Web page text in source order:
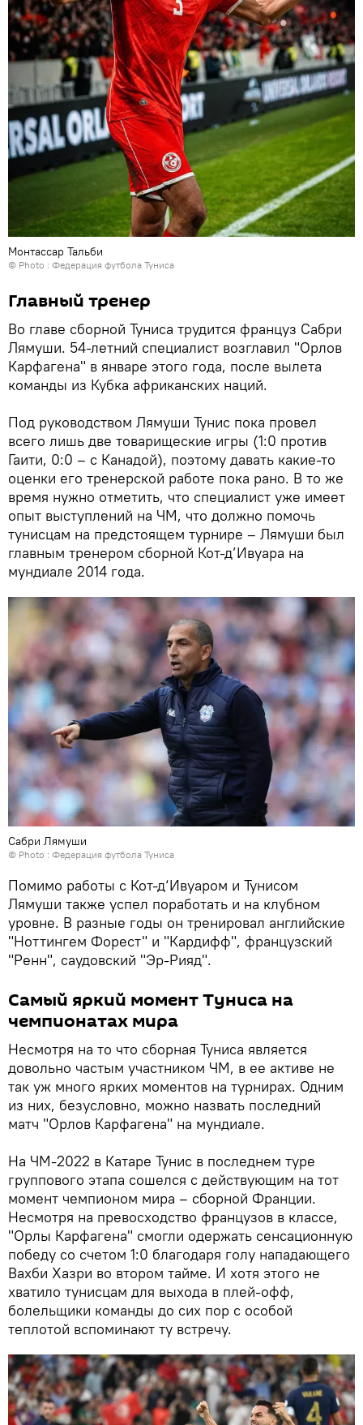
Монтассар Тальби
© Photo : Федерация футбола Туниса
Главный тренер
Во главе сборной Туниса трудится француз Сабри
Лямуши. 54-летний специалист возглавил "Орлов
Карфагена" в январе этого года, после вылета
команды из Кубка африканских наций.
Под руководством Лямуши Тунис пока провел
всего лишь две товарищеские игры (1:0 против
Гаити, 0:0 – с Канадой), поэтому давать какие-то
оценки его тренерской работе пока рано. В то же
время нужно отметить, что специалист уже имеет
опыт выступлений на ЧМ, что должно помочь
тунисцам на предстоящем турнире – Лямуши был
главным тренером сборной Кот-д’Ивуара на
мундиале 2014 года.
Сабри Лямуши
© Photo : Федерация футбола Туниса
Помимо работы с Кот-д‘Ивуаром и Тунисом
Лямуши также успел поработать и на клубном
уровне. В разные годы он тренировал английские
"Ноттингем Форест" и "Кардифф", французский
"Ренн", саудовский "Эр-Рияд".
Самый яркий момент Туниса на
чемпионатах мира
Несмотря на то что сборная Туниса является
довольно частым участником ЧМ, в ее активе не
так уж много ярких моментов на турнирах. Одним
из них, безусловно, можно назвать последний
матч "Орлов Карфагена" на мундиале.
На ЧМ-2022 в Катаре Тунис в последнем туре
группового этапа сошелся с действующим на тот
момент чемпионом мира – сборной Франции.
Несмотря на превосходство французов в классе,
"Орлы Карфагена" смогли одержать сенсационную
победу со счетом 1:0 благодаря голу нападающего
Вахби Хазри во втором тайме. И хотя этого не
хватило тунисцам для выхода в плей-офф,
болельщики команды до сих пор с особой
теплотой вспоминают ту встречу.